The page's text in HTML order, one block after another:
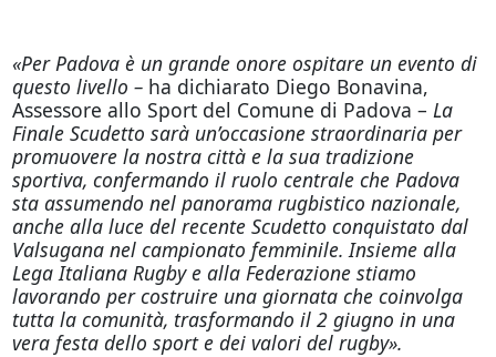
«Per Padova è un grande onore ospitare un evento di
questo livello – ha dichiarato Diego Bonavina,
Assessore allo Sport del Comune di Padova – La
Finale Scudetto sarà un’occasione straordinaria per
promuovere la nostra città e la sua tradizione
sportiva, confermando il ruolo centrale che Padova
sta assumendo nel panorama rugbistico nazionale,
anche alla luce del recente Scudetto conquistato dal
Valsugana nel campionato femminile. Insieme alla
Lega Italiana Rugby e alla Federazione stiamo
lavorando per costruire una giornata che coinvolga
tutta la comunità, trasformando il 2 giugno in una
vera festa dello sport e dei valori del rugby».